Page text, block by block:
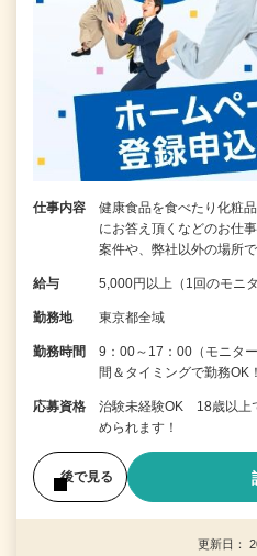
仕事内容
健康食品を食べたり化粧
にお答え頂くなどのお仕
案件や、弊社以外の場所
給与 5,000円以上（1回のモ
勤務地 東京都全域
勤務時間
9：00～17：00（モニタ
間＆タイミングで勤務OK
応募資格
治験未経験OK 18歳以上
められます！
後で見る
更新日：